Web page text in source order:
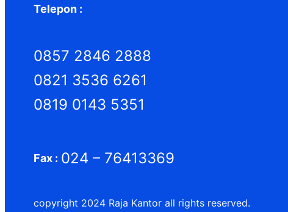
Telepon :
0857 2846 2888
0821 3536 6261
0819 0143 5351
Fax : 024 – 76413369
copyright 2024 Raja Kantor all rights reserved.